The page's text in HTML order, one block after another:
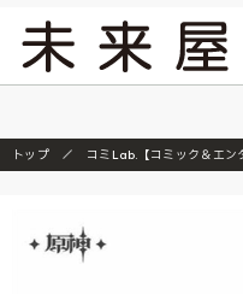
トップ コミLab.【コミック＆エン